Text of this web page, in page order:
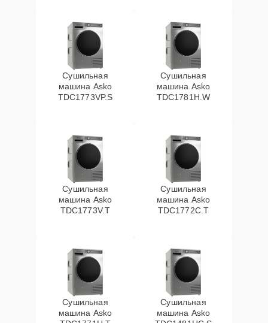
Сушильная
машина Asko
TDC1773VP.S
Сушильная
машина Asko
TDC1781H.W
Сушильная
машина Asko
TDC1773V.T
Сушильная
машина Asko
TDC1772C.T
Сушильная
машина Asko
Сушильная
машина Asko